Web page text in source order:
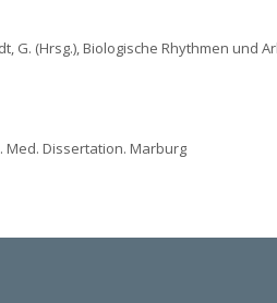
G. (Hrsg.), Biologische Rhythmen und
Med. Dissertation. Marburg